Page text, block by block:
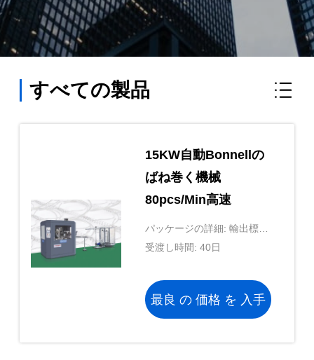
すべての製品
15KW自動Bonnellの
ばね巻く機械
80pcs/Min高速
パッケージの詳細: 輸出標準
的なパッキング
受渡し時間: 40日
最良 の 価格 を 入手